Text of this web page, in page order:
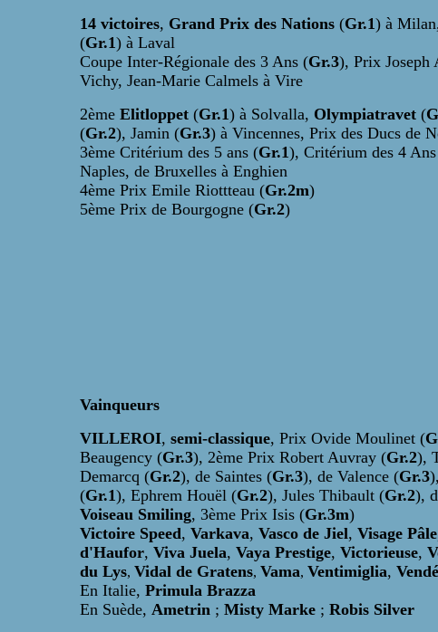
14 victoires, Grand Prix des Nations (Gr.1) à
(Gr.1) à Laval
Coupe Inter-Régionale des 3 Ans (Gr.3), Prix Joseph
Vichy, Jean-Marie Calmels à Vire
2ème Elitloppet (Gr.1) à Solvalla, Olympiatravet (
(Gr.2), Jamin (Gr.3) à Vincennes, Prix des Ducs de
3ème Critérium des 5 ans (Gr.1), Critérium des 4
Naples, de Bruxelles à Enghien
4ème Prix Emile Riottteau (Gr.2m)
5ème Prix de Bourgogne (Gr.2)
Vainqueurs
VILLEROI, semi-classique, Prix Ovide Moulinet (
Beaugency (Gr.3), 2ème Prix Robert Auvray (Gr.2),
Demarcq (Gr.2), de Saintes (Gr.3), de Valence (Gr.3
(Gr.1), Ephrem Houël (Gr.2), Jules Thibault (Gr.2),
Voiseau Smiling, 3ème Prix Isis (Gr.3m)
Victoire Speed, Varkava, Vasco de Jiel, Visage Pâle
d'Haufor, Viva Juela, Vaya Prestige, Victorieuse,
du Lys, Vidal de Gratens, Vama, Ventimiglia,
En Italie, Primula Brazza
En Suède, Ametrin ; Misty Marke ; Robis Silver